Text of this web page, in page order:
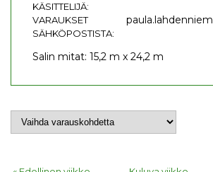
KÄSITTELIJÄ:
VARAUKSET
SÄHKÖPOSTISTA:
Salin mitat: 15,2 m x 24,2 m